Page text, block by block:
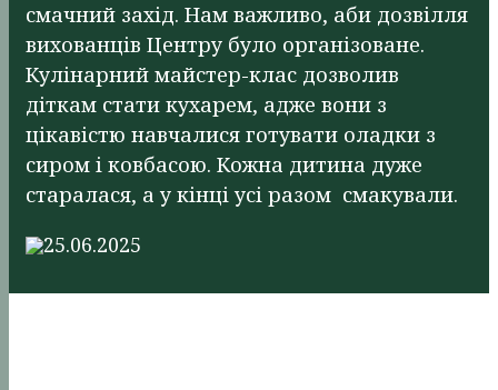
смачний захід. Нам важливо, аби дозвілля
вихованців Центру було організоване.
Кулінарний майстер-клас дозволив
діткам стати кухарем, адже вони з
цікавістю навчалися готувати оладки з
сиром і ковбасою. Кожна дитина дуже
старалася, а у кінці усі разом смакували.
25.06.2025